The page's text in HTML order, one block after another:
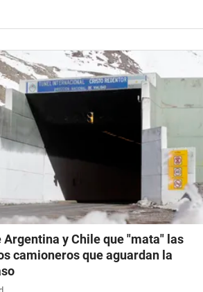
Argentina y Chile que "mata" las
camioneros que aguardan la